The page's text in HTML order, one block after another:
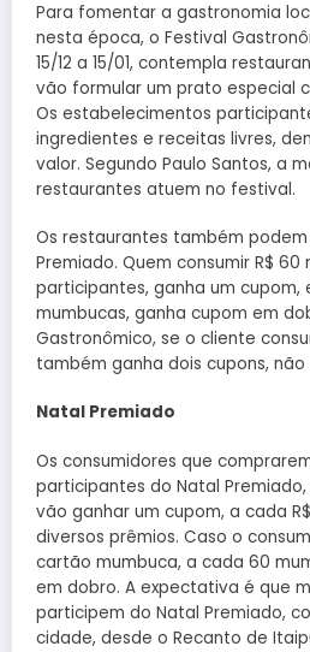
Para fomentar a gastronomia
nesta época, o Festival
15/12 a 15/01, contempla
vão formular um prato especial
Os estabelecimentos
ingredientes e receitas livres,
valor. Segundo Paulo Santos, a
restaurantes atuem no festival.
Os restaurantes também
Premiado. Quem consumir R$ 60
participantes, ganha um cupom,
mumbucas, ganha cupom em
Gastronômico, se o cliente
também ganha dois cupons, não
Natal Premiado
Os consumidores que
participantes do Natal Premiado,
vão ganhar um cupom, a cada
diversos prêmios. Caso o
cartão mumbuca, a cada 60
em dobro. A expectativa é que
participem do Natal Premiado,
cidade, desde o Recanto de